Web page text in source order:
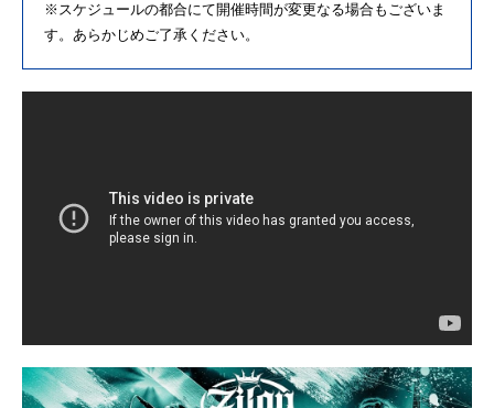
※スケジュールの都合にて開催時間が変更なる場合もございま
す。あらかじめご了承ください。